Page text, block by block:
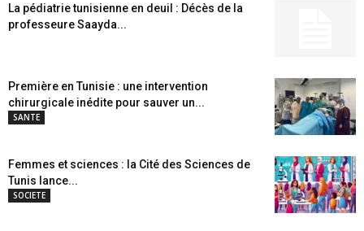
La pédiatrie tunisienne en deuil : Décès de la
professeure Saayda...
Première en Tunisie : une intervention
chirurgicale inédite pour sauver un...
SANTE
Femmes et sciences : la Cité des Sciences de
Tunis lance...
SOCIETE